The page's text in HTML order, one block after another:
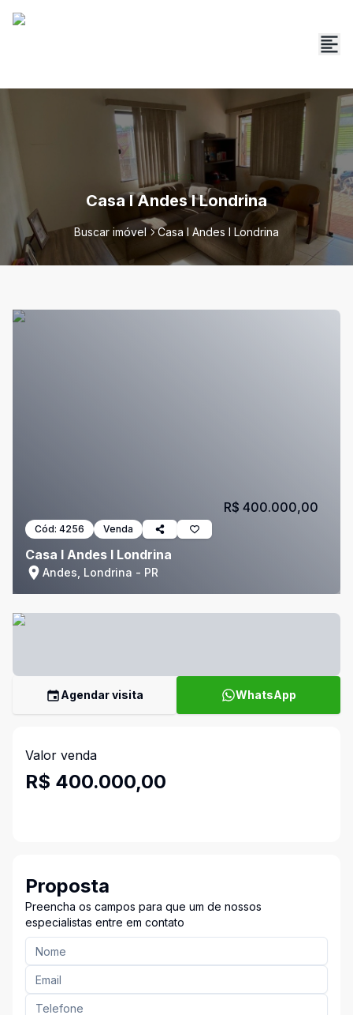
Casa I Andes I Londrina
Buscar imóvel Casa I Andes I Londrina
Cód: 4256 Venda
Casa I Andes I Londrina
Andes, Londrina - PR
R$ 400.000,00
Agendar visita WhatsApp
Valor venda
R$ 400.000,00
Proposta
Preencha os campos para que um de nossos
especialistas entre em contato